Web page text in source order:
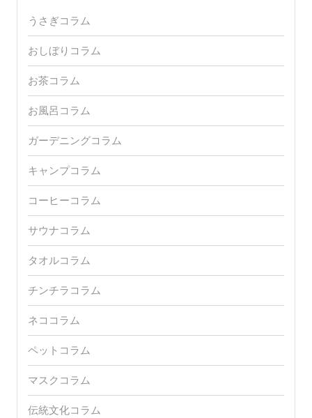
うさぎコラム
おしぼりコラム
お茶コラム
お風呂コラム
ガーデニングコラム
キャンプコラム
コーヒーコラム
サウナコラム
タオルコラム
チンチラコラム
ネココラム
ペットコラム
マスクコラム
伝統文化コラム